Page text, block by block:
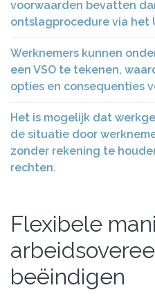
voorwaarden bevatten
ontslagprocedure via het
Werknemers kunnen
een VSO te tekenen,
opties en consequenties
Het is mogelijk dat
de situatie door
zonder rekening te
rechten.
Flexibele
beëindigen